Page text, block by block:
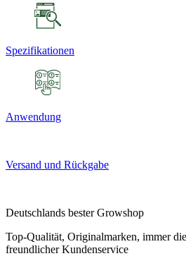
Spezifikationen
Anwendung
Versand und Rückgabe
Deutschlands bester Growshop
Top-Qualität, Originalmarken, immer
freundlicher Kundenservice